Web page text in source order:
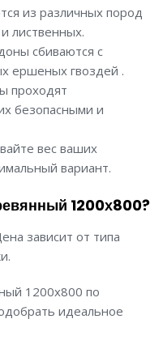
из различных пород
лиственных.
сбиваются с
ершеных гвоздей .
проходят
безопасными и
вес ваших
вариант.
1200х800?
зависит от типа
1200х800 по
идеальное